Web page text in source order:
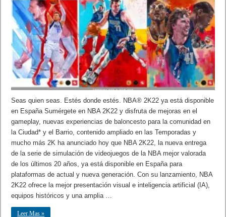
Seas quien seas. Estés donde estés. NBA® 2K22 ya está disponible
en España Sumérgete en NBA 2K22 y disfruta de mejoras en el
gameplay, nuevas experiencias de baloncesto para la comunidad en
la Ciudad* y el Barrio, contenido ampliado en las Temporadas y
mucho más 2K ha anunciado hoy que NBA 2K22, la nueva entrega
de la serie de simulación de videojuegos de la NBA mejor valorada
de los últimos 20 años, ya está disponible en España para
plataformas de actual y nueva generación. Con su lanzamiento, NBA
2K22 ofrece la mejor presentación visual e inteligencia artificial (IA),
equipos históricos y una amplia …
Leer Mas »